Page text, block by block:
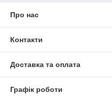
Про нас
Контакти
Доставка та оплата
Графік роботи